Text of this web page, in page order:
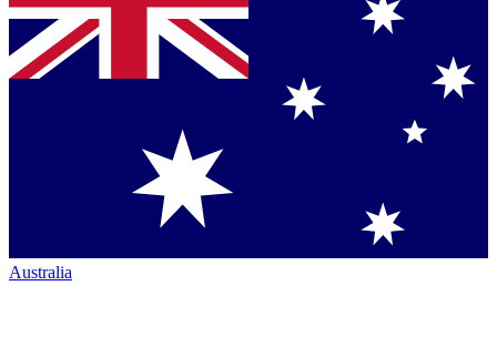
Australia